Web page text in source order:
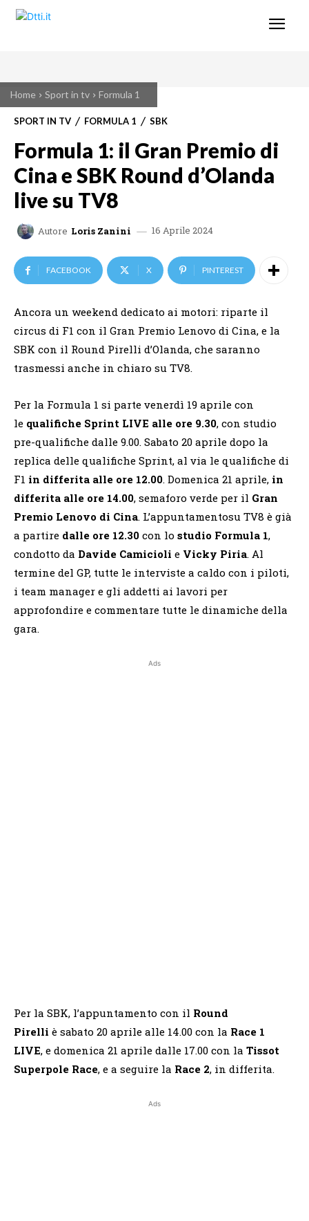
Home Sport in tv Formula 1
SPORT IN TV FORMULA 1 SBK
Formula 1: il Gran Premio di
Cina e SBK Round d’Olanda
live su TV8
Autore Loris Zanini 16 Aprile 2024
FACEBOOK X PINTEREST
Ancora un weekend dedicato ai motori: riparte il
circus di F1 con il Gran Premio Lenovo di Cina, e la
SBK con il Round Pirelli d’Olanda, che saranno
trasmessi anche in chiaro su TV8.
Per la Formula 1 si parte venerdì 19 aprile con
le qualifiche Sprint LIVE alle ore 9.30, con studio
pre-qualifiche dalle 9.00. Sabato 20 aprile dopo la
replica delle qualifiche Sprint, al via le qualifiche di
F1 in differita alle ore 12.00. Domenica 21 aprile, in
differita alle ore 14.00, semaforo verde per il Gran
Premio Lenovo di Cina. L’appuntamentosu TV8 è già
a partire dalle ore 12.30 con lo studio Formula 1,
condotto da Davide Camicioli e Vicky Piria. Al
termine del GP, tutte le interviste a caldo con i piloti,
i team manager e gli addetti ai lavori per
approfondire e commentare tutte le dinamiche della
gara.
Ads
Per la SBK, l’appuntamento con il Round
Pirelli è sabato 20 aprile alle 14.00 con la Race 1
LIVE, e domenica 21 aprile dalle 17.00 con la Tissot
Superpole Race, e a seguire la Race 2, in differita.
Ads